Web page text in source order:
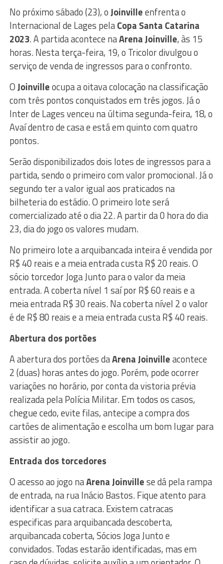
No próximo sábado (23), oJoinvilleenfrenta o
Internacional de Lages pelaCopa Santa Catarina
2023. A partida acontece naArena Joinville, às 15
horas. Nesta terça-feira, 19, o Tricolor divulgou o
serviço de venda de ingressos para o confronto.
OJoinvilleocupa a oitava colocação na classificação
com três pontos conquistados em três jogos. Já o
Inter de Lages venceu na última segunda-feira, 18, o
Avaí dentro de casa e está em quinto com quatro
pontos.
Serão disponibilizados dois lotes de ingressos para a
partida, sendo o primeiro com valor promocional. Já o
segundo ter a valor igual aos praticados na
bilheteria do estádio. O primeiro lote será
comercializado até o dia 22. A partir da 0 hora do dia
23, dia do jogo os valores mudam.
No primeiro lote a arquibancada inteira é vendida por
R$ 40 reais e a meia entrada custa R$ 20 reais. O
sócio torcedor Joga Junto para o valor da meia
entrada. A coberta nível 1 saí por R$ 60 reais e a
meia entrada R$ 30 reais. Na coberta nível 2 o valor
é de R$ 80 reais e a meia entrada custa R$ 40 reais.
Abertura dos portões
A abertura dos portões daArena Joinvilleacontece
2 (duas) horas antes do jogo. Porém, pode ocorrer
variações no horário, por conta da vistoria prévia
realizada pela Polícia Militar. Em todos os casos,
chegue cedo, evite filas, antecipe a compra dos
cartões de alimentação e escolha um bom lugar para
assistir ao jogo.
Entrada dos torcedores
O acesso ao jogo naArena Joinvillese dá pela rampa
de entrada, na rua Inácio Bastos. Fique atento para
identificar a sua catraca. Existem catracas
especificas para arquibancada descoberta,
arquibancada coberta, Sócios Joga Junto e
convidados. Todas estarão identificadas, mas em